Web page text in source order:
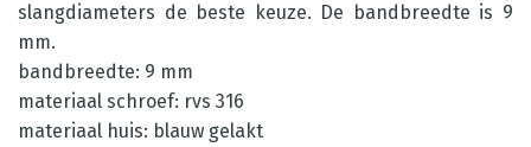
slangdiameters de beste keuze. De bandbreedte is 9
mm.
bandbreedte: 9 mm
materiaal schroef: rvs 316
materiaal huis: blauw gelakt